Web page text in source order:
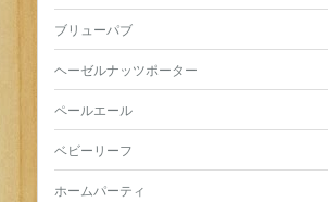
ブリューパブ
ヘーゼルナッツポーター
ペールエール
ベビーリーフ
ホームパーティ